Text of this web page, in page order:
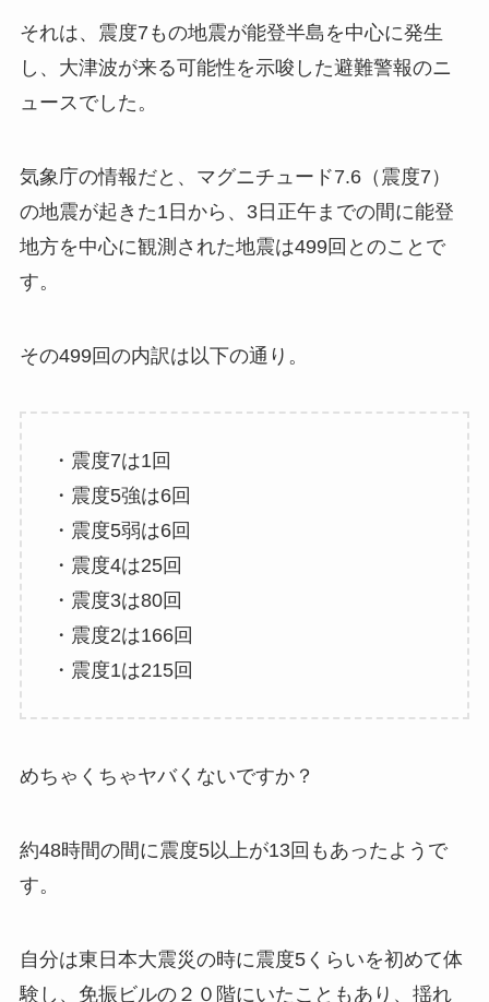
それは、震度7もの地震が能登半島を中心に発生
し、大津波が来る可能性を示唆した避難警報のニ
ュースでした。
気象庁の情報だと、マグニチュード7.6（震度7）
の地震が起きた1日から、3日正午までの間に能登
地方を中心に観測された地震は499回とのことで
す。
その499回の内訳は以下の通り。
・震度7は1回
・震度5強は6回
・震度5弱は6回
・震度4は25回
・震度3は80回
・震度2は166回
・震度1は215回
めちゃくちゃヤバくないですか？
約48時間の間に震度5以上が13回もあったようで
す。
自分は東日本大震災の時に震度5くらいを初めて体
験し、免振ビルの２０階にいたこともあり、揺れ